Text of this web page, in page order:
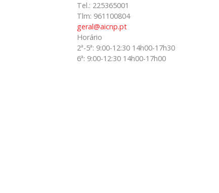
Tel.: 225365001
Tlm: 961100804
geral@aicnp.pt
Horário
2ª-5ª: 9:00-12:30 14h00-17h30
6ª: 9:00-12:30 14h00-17h00